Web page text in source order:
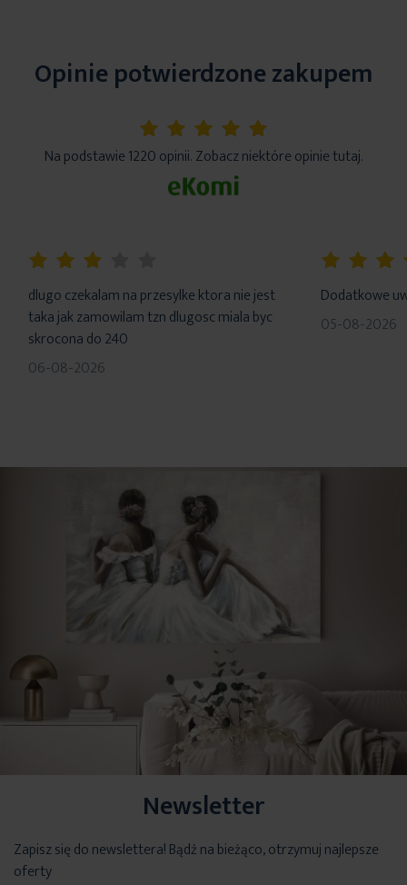
Opinie potwierdzone zakupem
5%
Na podstawie 1220 opinii. Zobacz niektóre opinie tutaj.
dlugo czekalam na przesylke ktora nie jest
taka jak zamowilam tzn dlugosc miala byc
skrocona do 240
06-08-2026
Dodatkowe
05-08-2026
Newsletter
Zapisz się do newslettera! Bądź na bieżąco, otrzymuj najlepsze
oferty